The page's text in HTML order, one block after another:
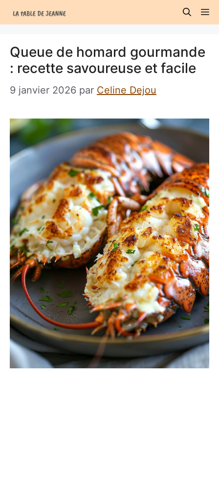
au
Queue de homard gourmande
: recette savoureuse et facile
9 janvier 2026 par Celine Dejou